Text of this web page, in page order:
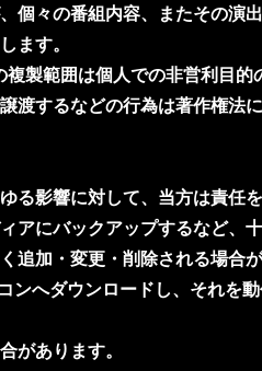
々の番組内容、またその演
ます。
製範囲は個人での非営利目的
するなどの行為は著作権法
影響に対して、当方は責任を
にバックアップするなど、
加・変更・削除される場合
へダウンロードし、それを
があります。